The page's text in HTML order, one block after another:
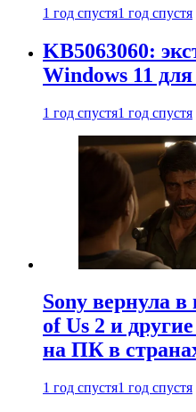
1 год спустя1 год спустя
KB5063060:
Windows 11
1 год спустя1 год спустя
Sony вернула
of Us 2 и
на ПК в
1 год спустя1 год спустя